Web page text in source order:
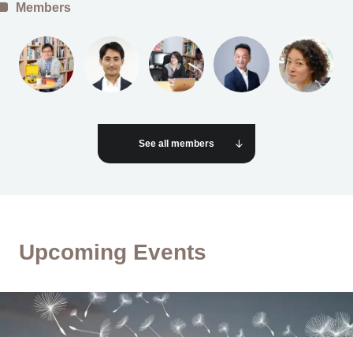
Fukushima Taipei
Bangkok
Business service
Members
See all members
Upcoming Events